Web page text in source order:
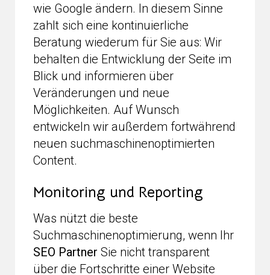
wie Google ändern. In diesem Sinne
zahlt sich eine kontinuierliche
Beratung wiederum für Sie aus: Wir
behalten die Entwicklung der Seite im
Blick und informieren über
Veränderungen und neue
Möglichkeiten. Auf Wunsch
entwickeln wir außerdem fortwährend
neuen suchmaschinenoptimierten
Content.
Monitoring und Reporting
Was nützt die beste
Suchmaschinenoptimierung, wenn Ihr
SEO Partner Sie nicht transparent
über die Fortschritte einer Website